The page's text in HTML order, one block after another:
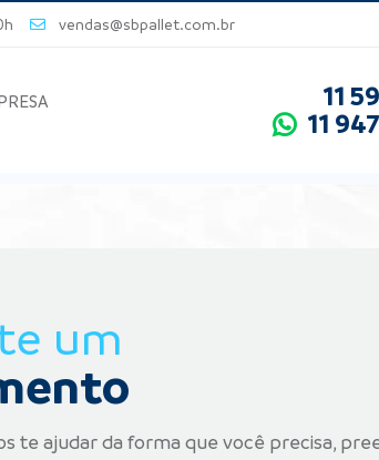
vendas@sbpallet.com.br
11
11
um
te ajudar da forma que você precisa,